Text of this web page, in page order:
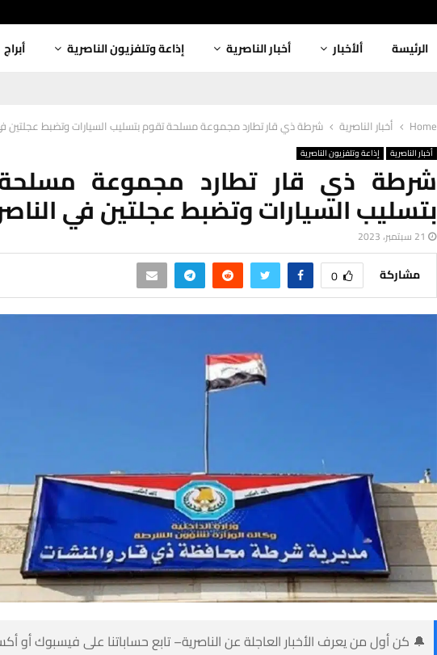
الرئيسة ألأخبار أخبار الناصرية إذاعة وتلفزيون الناصرية أبراج
Home أخبار الناصرية شرطة ذي قار تطارد مجموعة مسلحة تقوم بتسليب السيارات وتضبط عجلتين
أخبار الناصرية إذاعة وتلفزيون الناصرية
شرطة ذي قار تطارد مجموعة
بتسليب السيارات وتضبط عجلتين في
21 سبتمبر، 2023
مشاركة 0
🔔 كن أول من يعرف الأخبار العاجلة عن الناصرية– تابع حساباتنا على فيسبوك أو